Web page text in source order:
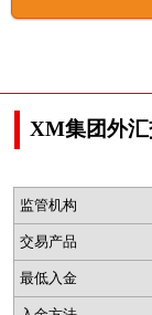
XM集团外
监管机构
交易产品
最低入金